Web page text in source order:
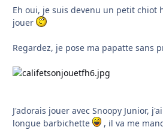
Eh oui, je suis devenu un petit chiot
jouer
Regardez, je pose ma papatte sans
J'adorais jouer avec Snoopy Junior,
longue barbichette
, il va me